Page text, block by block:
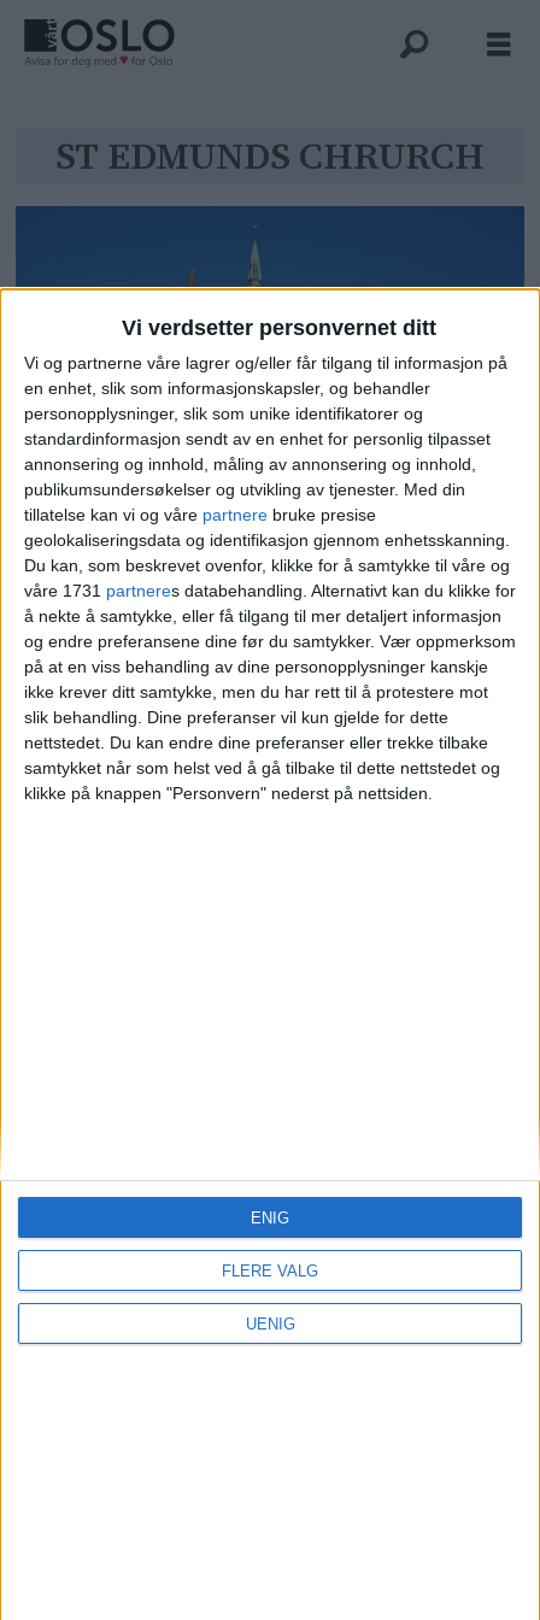
Vi verdsetter personvernet ditt
Vi og partnerne våre lagrer og/eller får tilgang til informasjon på
en enhet, slik som informasjonskapsler, og behandler
personopplysninger, slik som unike identifikatorer og
standardinformasjon sendt av en enhet for personlig tilpasset
annonsering og innhold, måling av annonsering og innhold,
publikumsundersøkelser og utvikling av tjenester. Med din
tillatelse kan vi og våre partnere bruke presise
geolokaliseringsdata og identifikasjon gjennom enhetsskanning.
Du kan, som beskrevet ovenfor, klikke for å samtykke til våre og
våre 1731 partneres databehandling. Alternativt kan du klikke for
å nekte å samtykke, eller få tilgang til mer detaljert informasjon
og endre preferansene dine før du samtykker. Vær oppmerksom
på at en viss behandling av dine personopplysninger kanskje
ikke krever ditt samtykke, men du har rett til å protestere mot
slik behandling. Dine preferanser vil kun gjelde for dette
nettstedet. Du kan endre dine preferanser eller trekke tilbake
samtykket når som helst ved å gå tilbake til dette nettstedet og
klikke på knappen "Personvern" nederst på nettsiden.
FLERE VALG
UENIG
ENIG
Tag:
st
chrurch
ST EDMUNDS CHRURCH
– Jeg begynner å bli god på
kirkekaffe nå, i mitt nye liv som
kirke-Kjersti
redaktor@vartoslo.no,tlf: 93 25 68 32
TIPS OSS
ABONNEMENT